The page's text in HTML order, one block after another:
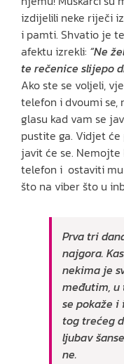
izdijelili neke riječi
i pamti. Shvatio je
afektu izrekli: “Ne
te rečenice slijepo
Ako ste se voljeli,
telefon i dvoumi se,
glasu kad vam se
pustite ga. Vidjet
javit će se.
telefon i ostaviti
što na viber što u
Prva tri
najgora.
nekima je
međutim, u
se pokaže i
tog trećeg
ljubav
ne.